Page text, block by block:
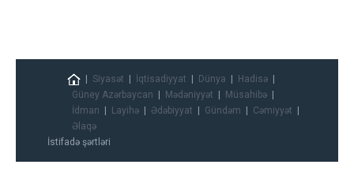
Siyasət İqtisadiyyat Dünya
Hadisə
Güney Azərbaycan
Mədəniyyət
Müsahibə
İdman
Layihə Ədəbiyyat Gündəm
Cəmiyyət
Əlaqə
İstifadə şərtləri